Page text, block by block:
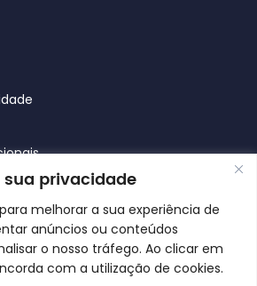
privacidade
melhorar a sua experiência de
anúncios ou conteúdos
o nosso tráfego. Ao clicar em
com a utilização de cookies.